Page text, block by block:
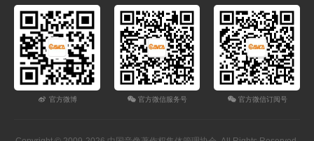
官方微博 官方微信服务号 官方微信订阅号